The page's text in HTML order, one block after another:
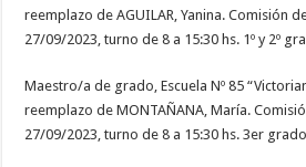
reemplazo de AGUILAR, Yanina. Comisión
27/09/2023, turno de 8 a 15:30 hs. 1º y 2º
Maestro/a de grado, Escuela Nº 85
reemplazo de MONTAÑANA, María.
27/09/2023, turno de 8 a 15:30 hs. 3er